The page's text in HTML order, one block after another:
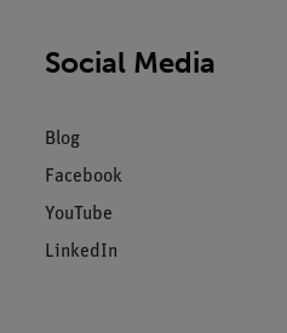
Social Media
Blog
Facebook
YouTube
LinkedIn